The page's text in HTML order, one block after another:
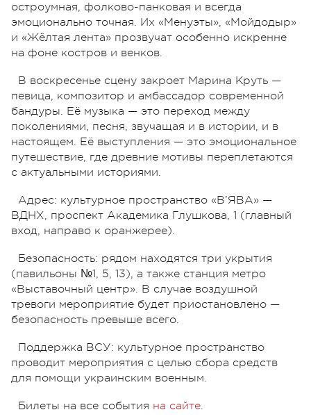
остроумная, фолково-панковая и всегда
эмоционально точная. Их «Менуэты», «Мойдодыр»
и «Жёлтая лента» прозвучат особенно искренне
на фоне костров и венков.
В воскресенье сцену закроет Марина Круть —
певица, композитор и амбассадор современной
бандуры. Её музыка — это переход между
поколениями, песня, звучащая и в истории, и в
настоящем. Её выступления — это эмоциональное
путешествие, где древние мотивы переплетаются
с актуальными историями.
Адрес: культурное пространство «В’ЯВА» —
ВДНХ, проспект Академика Глушкова, 1 (главный
вход, направо к оранжерее).
Безопасность: рядом находятся три укрытия
(павильоны №1, 5, 13), а также станция метро
«Выставочный центр». В случае воздушной
тревоги мероприятие будет приостановлено —
безопасность превыше всего.
Поддержка ВСУ: культурное пространство
проводит мероприятия с целью сбора средств
для помощи украинским военным.
Билеты на все события на сайте.